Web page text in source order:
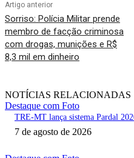
Artigo anterior
Sorriso: Polícia Militar prende
membro de facção criminosa
com drogas, munições e R$
8,3 mil em dinheiro
NOTÍCIAS RELACIONADAS
Destaque com Foto
TRE-MT lança sistema Pardal
7 de agosto de 2026